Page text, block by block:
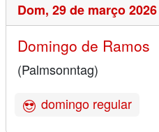
Dom, 29 de março 2026
Domingo de Ramos
(Palmsonntag)
domingo regular